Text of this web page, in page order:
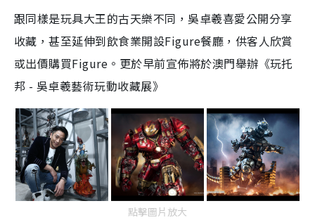
t
e
e
d
2
4
3
a
i
i
n
g
T
i
s
c
e
e
跟同樣是玩具大王的古天樂不同，吳卓羲喜愛公開分享
收藏，甚至延伸到飲食業開設Figure餐廳，供客人欣賞
或出價購買Figure。更於早前宣佈將於澳門舉辦《玩托
邦 - 吳卓羲藝術玩動收藏展》
點擊圖片放大